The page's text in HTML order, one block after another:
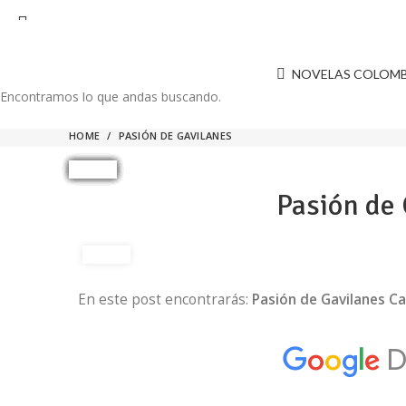
NOVELAS
HOME PASIÓN DE GAVILANES
Pasión
En este post encontrarás: Pasión de Gavilanes
Encontramos lo que andas buscando.